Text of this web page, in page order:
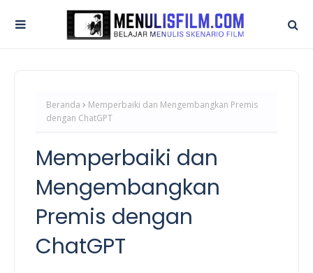
Beranda
Memperbaiki dan Mengembangkan Premis
dengan ChatGPT
Memperbaiki dan
Mengembangkan
Premis dengan
ChatGPT